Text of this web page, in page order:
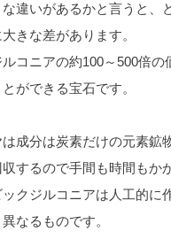
違いがあるかと言うと
きな差があります。
コニアの約100～500倍
ができる宝石です。
成分は炭素だけの元素
するので手間も時間もか
クジルコニアは人工的に
なるものです。